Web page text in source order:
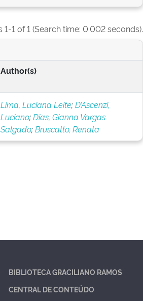
1-1 of 1 (Search time: 0.002 seconds).
Author(s)
Lima, Luciana Leite;D’Ascenzi,
Luciano;Dias, Gianna Vargas
Salgado;Bruscatto, Renata
BIBLIOTECA GRACILIANO RAMOS
CENTRAL DE CONTEÚDO